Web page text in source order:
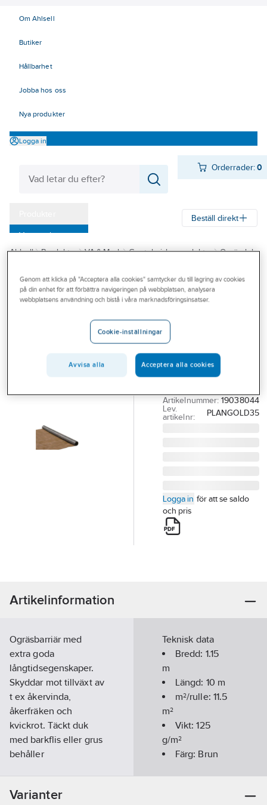
Om Ahlsell
Butiker
Hållbarhet
Jobba hos oss
Nya produkter
Logga in
Orderrader:0
Varumärken
Outlet
Branscher
Beställ direkt
Ahlsell Produkter VA & Mark Geotekniska produkter Ogräsduk
BYGGROS
Plantex
PLANTEX PREMIUM
PLUS WEEDMAX
1.15X10M. MÖRKBRUN
Artikelnummer: 19038044
Lev.
artikelnr:
PLANGOLD35
Logga in för att se saldo
och pris
Artikelinformation
Ogräsbarriär med
extra goda
långtidsegenskaper.
Skyddar mot tillväxt av
t ex åkervinda,
åkerfräken och
kvickrot. Täckt duk
med barkflis eller grus
behåller
användning i
Teknisk data
Bredd: 1.15
m
Längd: 10 m
m²/rulle: 11.5
m²
Vikt:125
g/m²
Färg: Brun
Varianter
Genom att klicka på "Acceptera alla cookies" samtycker du till lagring av cookies
på din enhet för att förbättra navigeringen på webbplatsen, analysera
webbplatsens användning och bistå i våra marknadsföringsinsatser.
Cookie-inställningar
Avvisa alla Acceptera alla cookies